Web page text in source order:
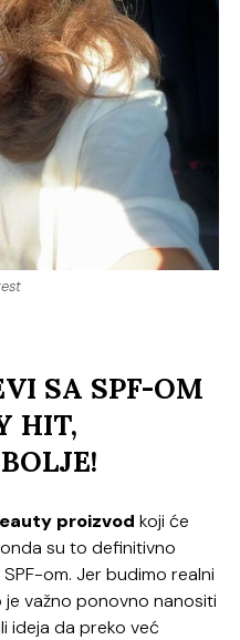
SA SPF-OM
HIT,
proizvod koji će
su to definitivno
om. Jer budimo realni
je važno ponovno nanositi
ideja da preko već